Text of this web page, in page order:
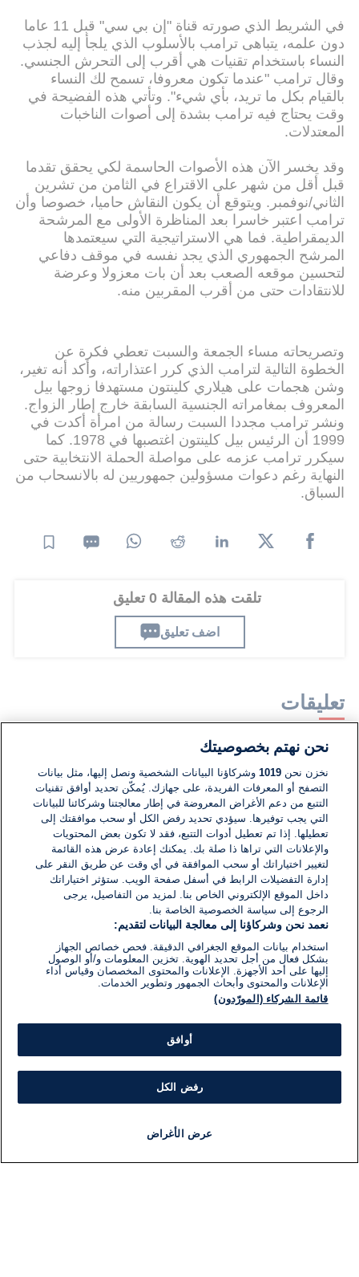
في الشريط الذي صورته قناة "إن بي سي" قبل 11 عاما
دون علمه، يتباهى ترامب بالأسلوب الذي يلجأ إليه لجذب
النساء باستخدام تقنيات هي أقرب إلى التحرش الجنسي.
وقال ترامب "عندما تكون معروفا، تسمح لك النساء
بالقيام بكل ما تريد، بأي شيء". وتأتي هذه الفضيحة في
وقت يحتاج فيه ترامب بشدة إلى أصوات الناخبات
المعتدلات.
وقد يخسر الآن هذه الأصوات الحاسمة لكي يحقق تقدما
قبل أقل من شهر على الاقتراع في الثامن من تشرين
الثاني/نوفمبر. ويتوقع أن يكون النقاش حاميا، خصوصا وأن
ترامب اعتبر خاسرا بعد المناظرة الأولى مع المرشحة
الديمقراطية. فما هي الاستراتيجية التي سيعتمدها
المرشح الجمهوري الذي يجد نفسه في موقف دفاعي
لتحسين موقعه الصعب بعد أن بات معزولا وعرضة
للانتقادات حتى من أقرب المقربين منه.
وتصريحاته مساء الجمعة والسبت تعطي فكرة عن
الخطوة التالية لترامب الذي كرر اعتذاراته، وأكد أنه تغير،
وشن هجمات على هيلاري كلينتون مستهدفا زوجها بيل
المعروف بمغامراته الجنسية السابقة خارج إطار الزواج.
ونشر ترامب مجددا السبت رسالة من امرأة أكدت في
1999 أن الرئيس بيل كلينتون اغتصبها في 1978. كما
سيكرر ترامب عزمه على مواصلة الحملة الانتخابية حتى
النهاية رغم دعوات مسؤولين جمهوريين له بالانسحاب من
السباق.
تلقت هذه المقالة 0 تعليق
اضف تعليق
تعليقات
لا توجد تعليقات مكتوبة حتى الآن. كن الأول!
اكتب تعليقًا جديدًا ...
نحن نهتم بخصوصيتك
نخزن نحن1019 وشركاؤنا البيانات الشخصية ونصل إليها، مثل بيانات
التصفح أو المعرفات الفريدة، على جهازك. يُمكّن تحديد أوافق تقنيات
التتبع من دعم الأغراض المعروضة في إطار معالجتنا وشركائنا للبيانات
التي يجب توفيرها. سيؤدي تحديد رفض الكل أو سحب موافقتك إلى
تعطيلها. إذا تم تعطيل أدوات التتبع، فقد لا تكون بعض المحتويات
والإعلانات التي تراها ذا صلة بك. يمكنك إعادة عرض هذه القائمة
لتغيير اختياراتك أو سحب الموافقة في أي وقت عن طريق النقر على
إدارة التفضيلات الرابط في أسفل صفحة الويب. ستؤثر اختياراتك
داخل الموقع الإلكتروني الخاص بنا. لمزيد من التفاصيل، يرجى
الرجوع إلى سياسة الخصوصية الخاصة بنا.
نعمد نحن وشركاؤنا إلى معالجة البيانات لتقديم:
استخدام بيانات الموقع الجغرافي الدقيقة. فحص خصائص الجهاز
بشكل فعال من أجل تحديد الهوية. تخزين المعلومات و/أو الوصول
إليها على أحد الأجهزة. الإعلانات والمحتوى المخصصان وقياس أداء
الإعلانات والمحتوى وأبحاث الجمهور وتطوير الخدمات.
قائمة الشركاء (المورّدون)
أوافق
رفض الكل
عرض الأغراض